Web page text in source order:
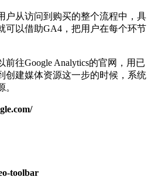
户从访问到购买的整个流程中，具
可以借助GA4，把用户在每个环节
往Google Analytics的官网，用已
创建媒体资源这一步的时候，系统
toolbar